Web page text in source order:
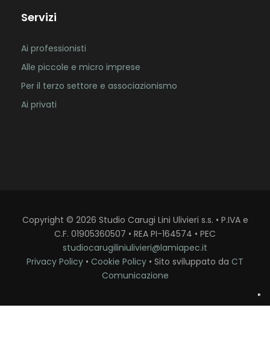
Servizi
Ai professionisti
Alle piccole e micro imprese
Per il terzo settore e associazionismo
Ai privati
Copyright © 2026 Studio Carugi Lini Ulivieri s.s. • P.IVA e
C.F. 01905360507 • REA PI-164574 • PEC
studiocarugiliniulivieri@lamiapec.it
Privacy Policy • Cookie Policy • Sito sviluppato da CT
Comunicazione